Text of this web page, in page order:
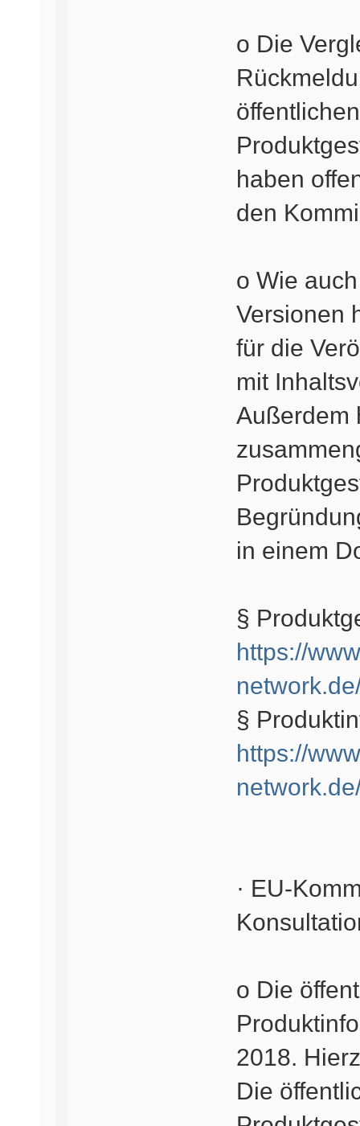
o Die
haben
den
o Wie
Versionen
für die
mit
Außerdem
in einem
§
https://
§
https://
· EU-
o Die
2018.
Die